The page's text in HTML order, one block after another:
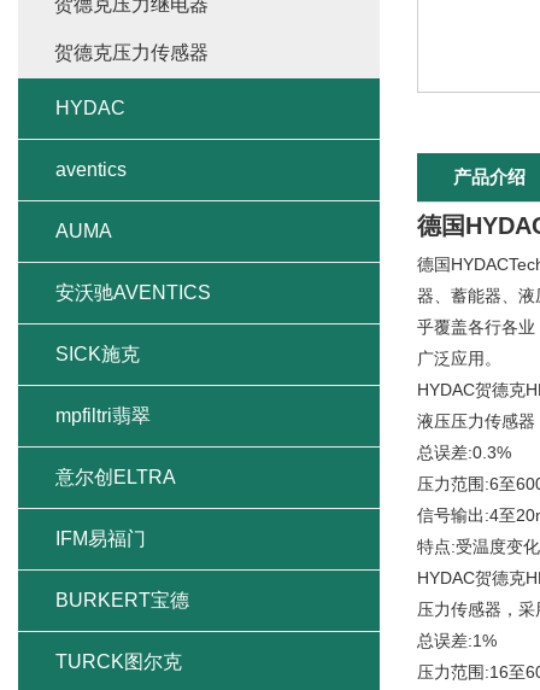
产品介绍
德国
德国
器、蓄能器、
乎覆盖各行各
广泛应用。
HYDAC贺德克
液压压力传感
总误差:0.3%
压力范围:6至
信号输出:4至
特点:受温度变
HYDAC贺德克
压力传感器，
总误差:1%
压力范围:16至
贺德克压力继电器
贺德克压力传感器
HYDAC
aventics
AUMA
安沃驰AVENTICS
SICK施克
mpfiltri翡翠
意尔创ELTRA
IFM易福门
BURKERT宝德
TURCK图尔克